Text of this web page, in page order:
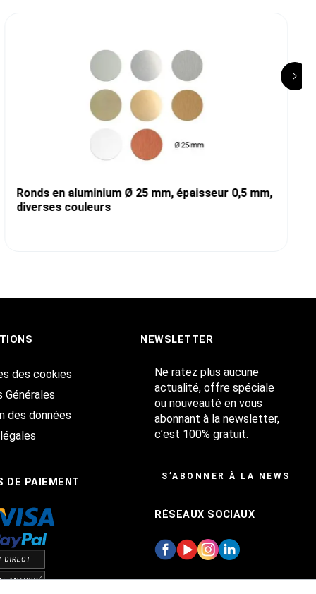
Ronds en aluminium Ø 25 mm, épaisseur 0,5 mm,
diverses couleurs
des cookies
Générales
des données
DE PAIEMENT
NEWSLETTER
Ne ratez plus aucune
actualité, offre spéciale
ou nouveauté en vous
abonnant à la newsletter,
c’est 100% gratuit.
S’ABONNER À LA
RÉSEAUX SOCIAUX